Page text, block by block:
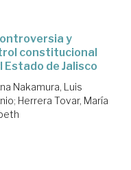
y
constitucional
Estado de Jalisco
Nakamura, Luis
; Herrera Tovar, María